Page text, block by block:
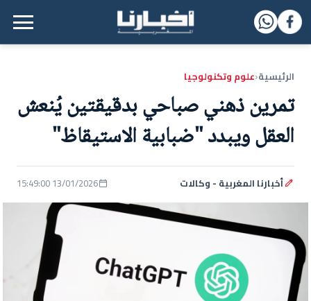
القائمة الرئيسية
الرئيسية‹علوم وتكنولوجيا
تمرين ذهني صباحي بدقيقتين يُنعش
العقل ويبدد "ضبابية الاستيقاظ"
أخبارنا المغربية - وكالات 13/01/2026 15:49:00